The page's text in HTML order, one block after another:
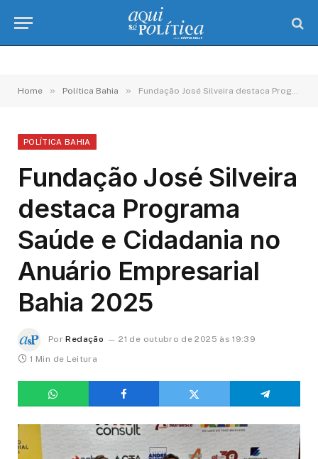
Home » Política Bahia » Fundação José Silveira destaca Programa Saúde e Cidadania no Anuário Empresarial Bahia 2025
POLÍTICA BAHIA
Fundação José Silveira
destaca Programa
Saúde e Cidadania no
Anuário Empresarial
Bahia 2025
Por Redação
21 de outubro de 2025 às 19:39
1 Min de Leitura